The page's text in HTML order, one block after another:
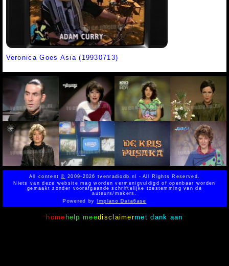
Veronica Goes Asia (19930713)
All content© 2009-2026 tvenradiodb.nl - All Rights Reserved.
Niets van deze website mag worden vermenigvuldigd of openbaar worden
gemaakt zonder voorafgaande schriftelijke toestemming van de
auteurs/makers.
Powered by
Implano Data6ase
homehelp meedisclaimermet dank aan